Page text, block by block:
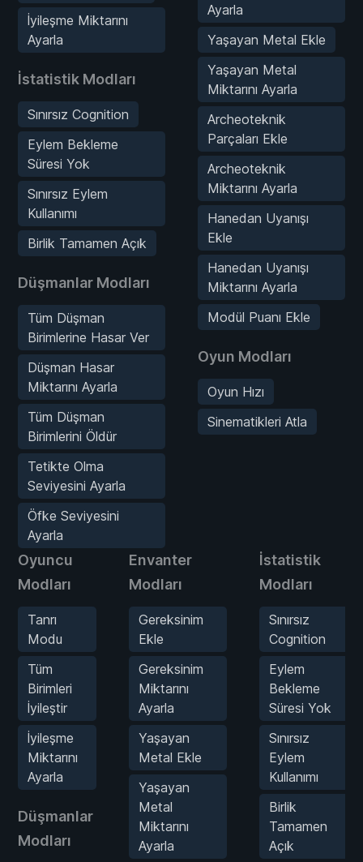
İyileşme Miktarını
Ayarla
İstatistik Modları
Sınırsız Cognition
Eylem Bekleme
Süresi Yok
Sınırsız Eylem
Kullanımı
Birlik Tamamen Açık
Düşmanlar Modları
Tüm Düşman
Birimlerine Hasar Ver
Düşman Hasar
Miktarını Ayarla
Tüm Düşman
Birimlerini Öldür
Tetikte Olma
Seviyesini Ayarla
Öfke Seviyesini
Ayarla
Ayarla
Yaşayan Metal Ekle
Yaşayan Metal
Miktarını Ayarla
Archeoteknik
Parçaları Ekle
Archeoteknik
Miktarını Ayarla
Hanedan Uyanışı
Ekle
Hanedan Uyanışı
Miktarını Ayarla
Modül Puanı Ekle
Oyun Modları
Oyun Hızı
Sinematikleri Atla
Oyuncu
Modları
Tanrı
Modu
Tüm
Birimleri
İyileştir
İyileşme
Miktarını
Ayarla
Düşmanlar
Modları
Envanter
Modları
Gereksinim
Ekle
Gereksinim
Miktarını
Ayarla
Yaşayan
Metal Ekle
Yaşayan
Metal
Miktarını
Ayarla
İstatistik
Modları
Sınırsız
Cognition
Eylem
Bekleme
Süresi Yok
Sınırsız
Eylem
Kullanımı
Birlik
Tamamen
Açık